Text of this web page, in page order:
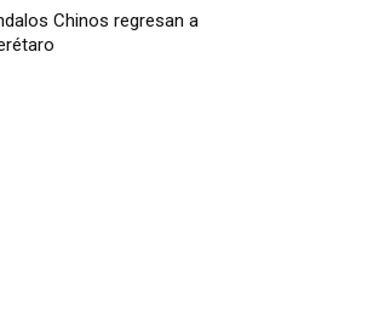
Chinos regresan a